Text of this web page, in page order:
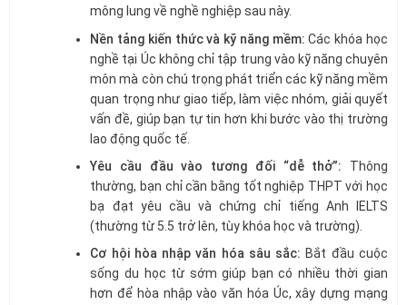
mông lung về nghề nghiệp sau này.
Nền tảng kiến thức và kỹ năng mềm: Các khóa học
nghề tại Úc không chỉ tập trung vào kỹ năng chuyên
môn mà còn chú trọng phát triển các kỹ năng mềm
quan trọng như giao tiếp, làm việc nhóm, giải quyết
vấn đề, giúp bạn tự tin hơn khi bước vào thị trường
lao động quốc tế.
Yêu cầu đầu vào tương đối “dễ thở”: Thông
thường, bạn chỉ cần bằng tốt nghiệp THPT với học
bạ đạt yêu cầu và chứng chỉ tiếng Anh IELTS
(thường từ 5.5 trở lên, tùy khóa học và trường).
Cơ hội hòa nhập văn hóa sâu sắc: Bắt đầu cuộc
sống du học từ sớm giúp bạn có nhiều thời gian
hơn để hòa nhập vào văn hóa Úc, xây dựng mạng